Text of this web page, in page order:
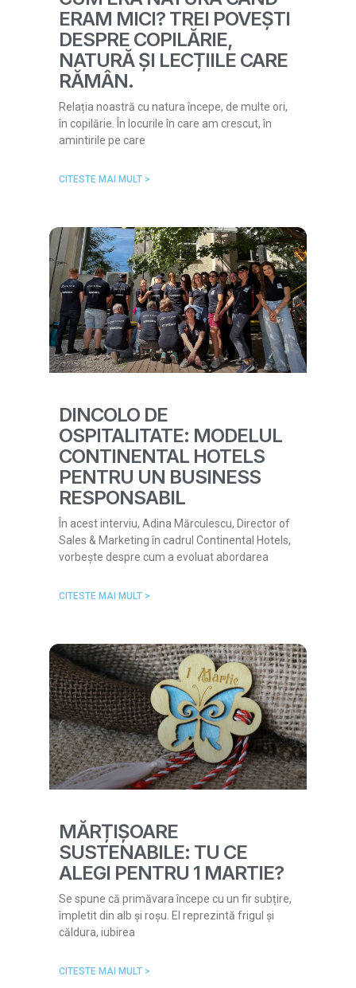
ERAM MICI? TREI POVEȘTI
DESPRE COPILĂRIE,
NATURĂ ȘI LECȚIILE CARE
RĂMÂN.
Relația noastră cu natura începe, de multe ori,
în copilărie. În locurile în care am crescut, în
amintirile pe care
CITESTE MAI MULT >
DINCOLO DE
OSPITALITATE: MODELUL
CONTINENTAL HOTELS
PENTRU UN BUSINESS
RESPONSABIL
În acest interviu, Adina Mărculescu, Director of
Sales & Marketing în cadrul Continental Hotels,
vorbește despre cum a evoluat abordarea
CITESTE MAI MULT >
MĂRȚIȘOARE
SUSTENABILE: TU CE
ALEGI PENTRU 1 MARTIE?
Se spune că primăvara începe cu un fir subțire,
împletit din alb și roșu. El reprezintă frigul și
căldura, iubirea
CITESTE MAI MULT >